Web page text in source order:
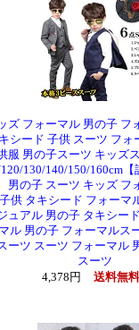
ズ フォーマル 男の子 フ
シード 子供 スーツ フォ
服 男の子スーツ キッズ
130/140/150/160cm【
の子 スーツ キッズ フ
供 タキシード フォーマ
ュアル 男の子 タキシー
ル 男の子 フォーマルス
ーツ スーツ フォーマル
スーツ
4,378円
送料無料